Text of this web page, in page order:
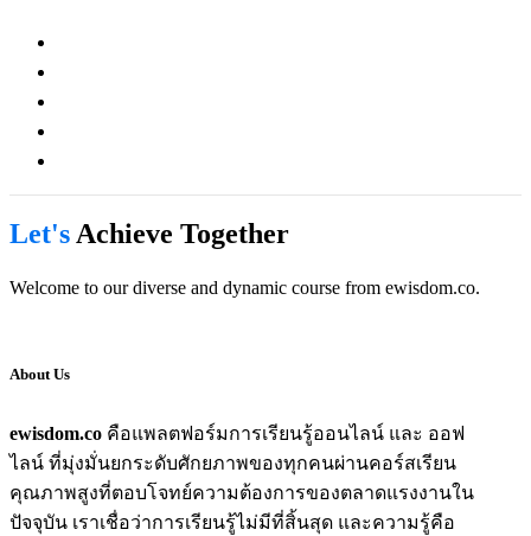
Let's Achieve Together
Welcome to our diverse and dynamic course from ewisdom.co.
About Us
ewisdom.co คือแพลตฟอร์มการเรียนรู้ออนไลน์ และ ออฟ
ไลน์ ที่มุ่งมั่นยกระดับศักยภาพของทุกคนผ่านคอร์สเรียน
คุณภาพสูงที่ตอบโจทย์ความต้องการของตลาดแรงงานใน
ปัจจุบัน เราเชื่อว่าการเรียนรู้ไม่มีที่สิ้นสุด และความรู้คือ